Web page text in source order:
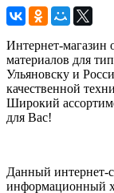
Интернет-магазин
материалов для
Ульяновску и
качественной
Широкий
для Вас!
Данный интернет-
информационный